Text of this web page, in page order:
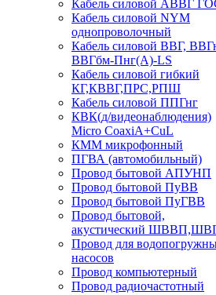
Кабель силовой АВВГ
Кабель силовой NYM
однопроволочный
Кабель силовой ВВГ,
ВВГбм-Пнг(А)-LS
Кабель силовой гибкий
КГ,КВВГ,ПРС,РПШ
Кабель силовой ППГнг
КВК(д/видеонаблюдения)
Micro CoaxiA+CuL
КММ микрофонный
ПГВА (автомобильный)
Провод бытовой АПУНП
Провод бытовой ПуВВ
Провод бытовой ПуГВВ
Провод бытовой,
акустический
Провод для
насосов
Провод компьютерный
Провод радиочастотный